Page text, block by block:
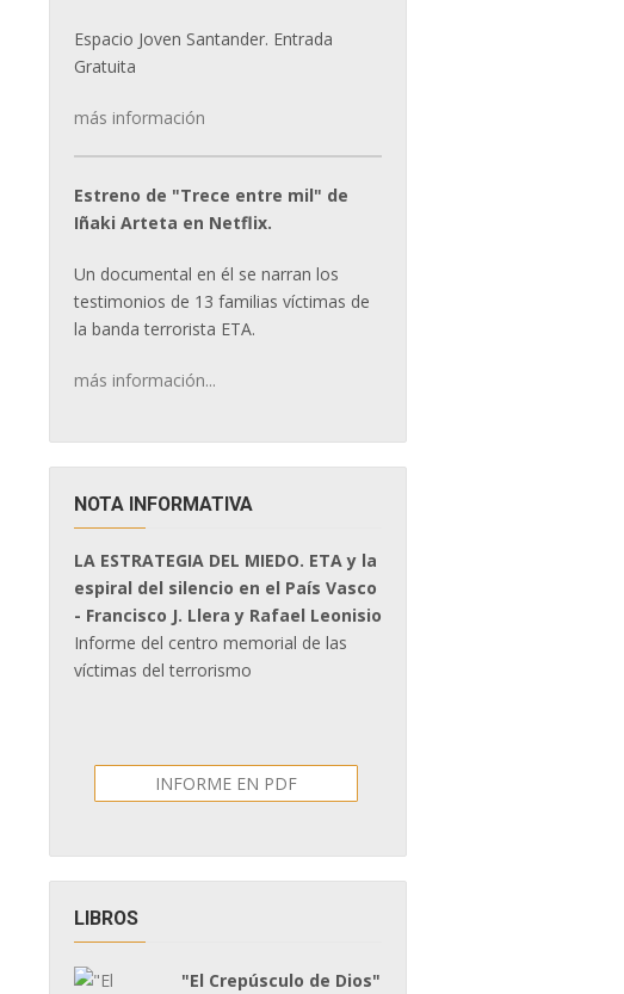
Espacio Joven Santander. Entrada
Gratuita
más información
Estreno de "Trece entre mil" de
Iñaki Arteta en Netflix.
Un documental en él se narran los
testimonios de 13 familias víctimas de
la banda terrorista ETA.
más información...
NOTA INFORMATIVA
LA ESTRATEGIA DEL MIEDO. ETA y la
espiral del silencio en el País Vasco
- Francisco J. Llera y Rafael Leonisio
Informe del centro memorial de las
víctimas del terrorismo
INFORME EN PDF
LIBROS
"El Crepúsculo de Dios"